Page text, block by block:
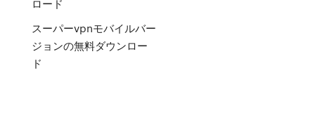
ロード
スーパーvpnモバイルバー
ジョンの無料ダウンロー
ド